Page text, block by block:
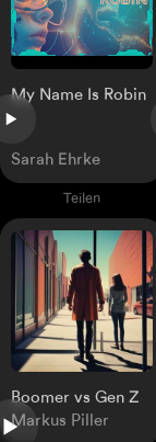
My Name Is Robin
Sarah Ehrke
Teilen
Boomer vs Gen Z
Markus Piller